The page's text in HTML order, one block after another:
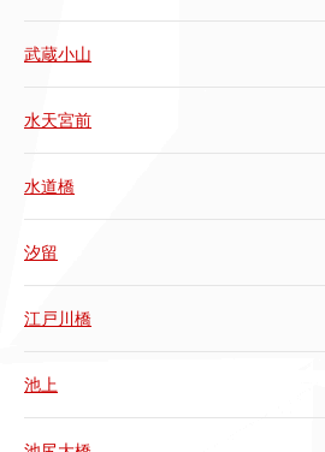
武蔵小山
水天宮前
水道橋
汐留
江戸川橋
池上